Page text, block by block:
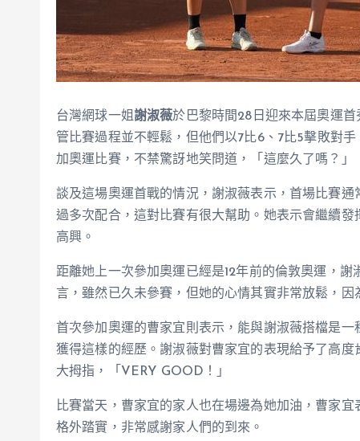
台灣網球一姐 謝淑薇於巴黎時間28日迎來本屆奧運首
管比賽過程並不輕鬆，但他們以7比6、7比5擊敗對
加奧運比賽，不禁驚訝地笑問道，「這麼久了嗎？」
談及這場奧運首戰的情況，謝淑薇表示，首場比賽
過多次配合，這對比賽有很大幫助。她表示會繼續
高興。
距離她上一次參加奧運已經是12年前的倫敦奧運，
言，雖然已久未參賽，但她的心情其實非常放鬆，因
首次參加奧運的曹家宜則表示，能與謝淑薇搭檔是
獲得這樣的經歷。謝淑薇對曹家宜的表現給予了高
大拇指，「VERY GOOD！」
比賽當天，曹家宜的家人也在場邊為她加油，曹家
格外踏實，非常感謝家人們的到來。